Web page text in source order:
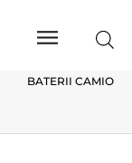
BATERII